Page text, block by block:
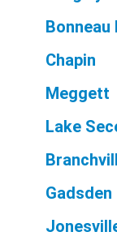
Bonneau
Chapin
Meggett
Lake
Gadsden